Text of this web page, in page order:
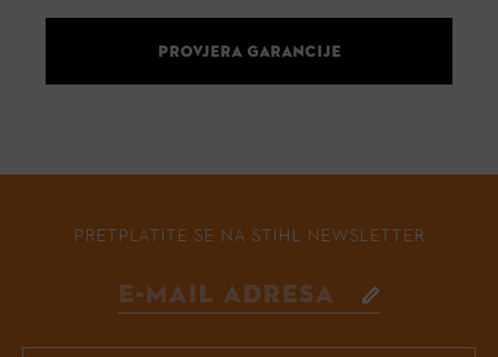
PROVJERA GARANCIJE
PRETPLATITE SE NA STIHL NEWSLETTER